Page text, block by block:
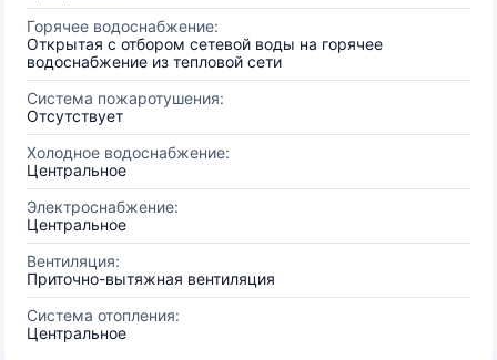
Горячее водоснабжение:
Открытая с отбором сетевой воды на горячее
водоснабжение из тепловой сети
Система пожаротушения:
Отсутствует
Холодное водоснабжение:
Центральное
Электроснабжение:
Центральное
Вентиляция:
Приточно-вытяжная вентиляция
Система отопления:
Центральное